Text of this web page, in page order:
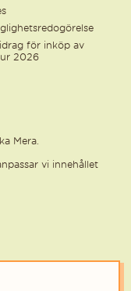
för inköp av
2026
Mera.
vi innehållet